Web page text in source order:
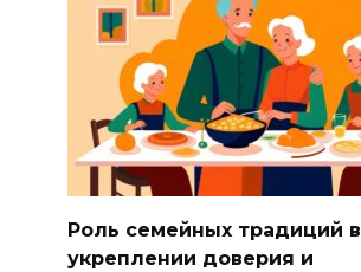
Роль семейных традиций в
укреплении доверия и